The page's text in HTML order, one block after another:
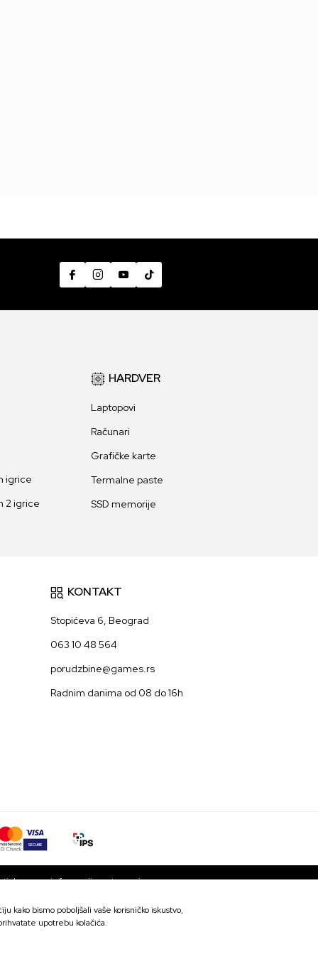
DODAJ U KORPU
igrice
2 igrice
HARDVER
Laptopovi
Računari
Grafičke karte
Termalne paste
SSD memorije
KONTAKT
Stopićeva 6, Beograd
063 10 48 564
porudzbine@games.rs
Radnim danima od 08 do 16h
da su sve informacije potpune i
kako bismo poboljšali vaše korisničko iskustvo,
upotrebu kolačića.